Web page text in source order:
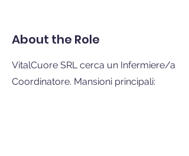
About the Role
VitalCuore SRL cerca un Infermiere/a
Coordinatore. Mansioni principali: